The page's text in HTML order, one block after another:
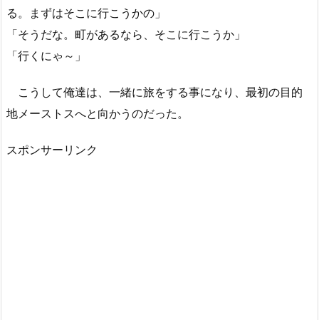
る。まずはそこに行こうかの」
「そうだな。町があるなら、そこに行こうか」
「行くにゃ～」
こうして俺達は、一緒に旅をする事になり、最初の目的
地メーストスへと向かうのだった。
スポンサーリンク